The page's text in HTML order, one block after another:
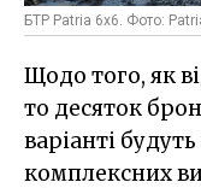
БТР Patria 6x6. Фото:
Щодо того, як
то десяток
варіанті
комплексних